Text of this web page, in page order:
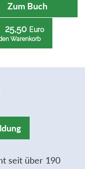
Zum Buch
25,50 Euro
Warenkorb
seit über 190